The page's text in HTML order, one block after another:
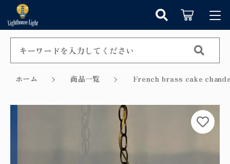
ホーム 商品一覧 French brass cake
カートに商品を追加しました
ショッピングを続ける
カートを確認する
ログイン / 会員登録
お知らせ
お気に入り
ペンダントライト
テーブルランプ
キーワード検索